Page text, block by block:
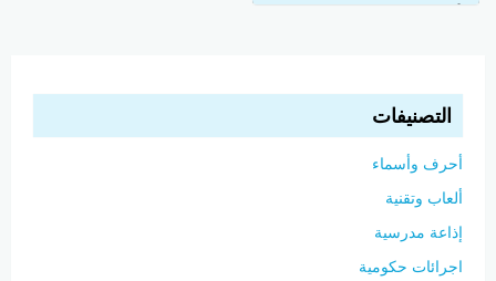
التصنيفات
أحرف وأسماء
ألعاب وتقنية
إذاعة مدرسية
اجرائات حكومية